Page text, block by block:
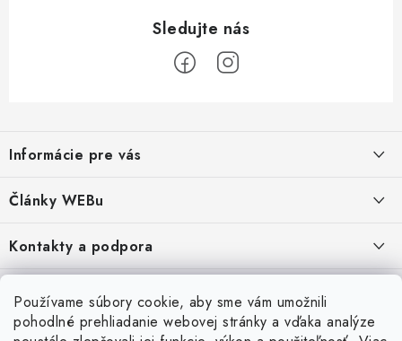
Používame súbory cookie, aby sme vám umožnili
pohodlné prehliadanie webovej stránky a vďaka analýze
p
ä
e
Informácie pre vás
Obchodné podmienky
Moja objednávka
Odstúpenie od zmluvy
Formuláre na stiahnutie
Články WEBu
Dôležité oznamy
16.6.2026
Nákup na splátky
23.10.2022
Kontakty a podpora
2.8.2022
Servisné služby
Servis a služby pre Vás
Doprava - UPS Doprava - Packeta Splátky - Home Credit